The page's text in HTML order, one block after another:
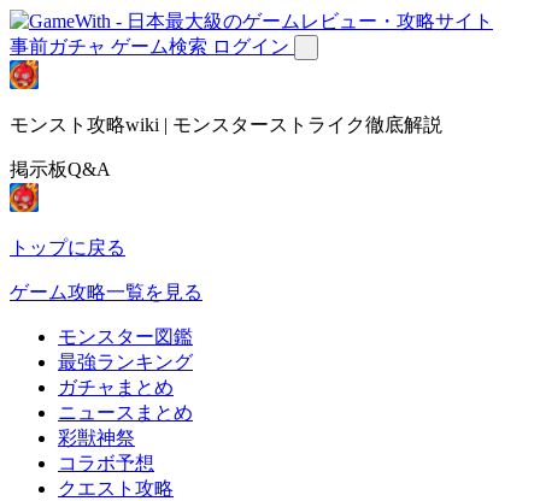
事前ガチャ ゲーム検索 ログイン
モンスト攻略wiki | モンスターストライク徹底解説
掲示板Q&A
トップに戻る
ゲーム攻略一覧を見る
モンスター図鑑
最強ランキング
ガチャまとめ
ニュースまとめ
彩獣神祭
コラボ予想
クエスト攻略